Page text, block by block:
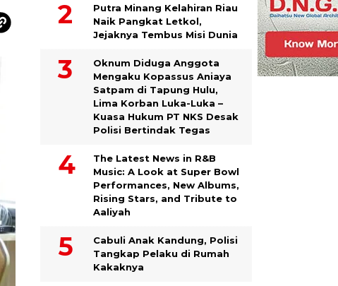
Putra Minang Kelahiran Riau
Naik Pangkat Letkol,
Jejaknya Tembus Misi Dunia
Oknum Diduga Anggota
Mengaku Kopassus Aniaya
Satpam di Tapung Hulu,
Lima Korban Luka-Luka –
Kuasa Hukum PT NKS Desak
Polisi Bertindak Tegas
The Latest News in R&B
Music: A Look at Super Bowl
Performances, New Albums,
Rising Stars, and Tribute to
Aaliyah
Cabuli Anak Kandung, Polisi
Tangkap Pelaku di Rumah
Kakaknya